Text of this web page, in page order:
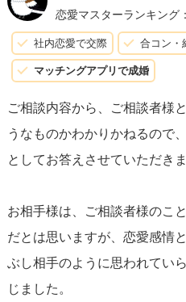
のかもしれません。好意はあ
示していいか、または返信に
に行動が不安定になっているの
これらの心理のいずれか、あ
いる可能性があります。相手
ですが、もしこの状況があな
図について聞いてみるのも一
自分がこのやりとりから何を
それを相手に伝えること。そ
関係性をどう築いていくかを
恋愛マスターランキング：
社内恋愛で交際 合コン・
マッチングアプリで成婚
ご相談内容から、ご相談者様
うなものかわかりかねるので
としてお答えさせていただきま
お相手様は、ご相談者様のこ
だとは思いますが、恋愛感情
ぶし相手のように思われてい
じました。